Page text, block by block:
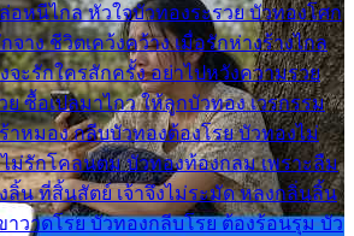
หนีไกล หัวใจบัวทองระรวย บัวทองโศก
จาง ชีวิตเคว้งคว้าง เมื่อรักห่างร้างไกล
ะรักใครสักครั้ง อย่าไปหวังความรวย
ย ซื้อเปลมาไกว ให้ลูกบัวทอง เวรกรรม
าหมอง กลีบบัวทองต้องโรย บัวทองไม่
ม่รักโคลนตม บัวทองท้องกลม เพราะลืม
น ที่สิ้นสัตย์ เจ้าจึงไม่ระมัด หลงกลิ่นลิ้น
าวาดโรย บัวทองกลีบโรย ต้องร้อนรุม บัว